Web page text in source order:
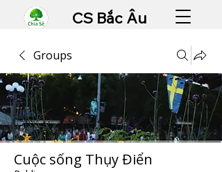
CS Bắc Âu
Groups
Cuộc sống Thụy Điển